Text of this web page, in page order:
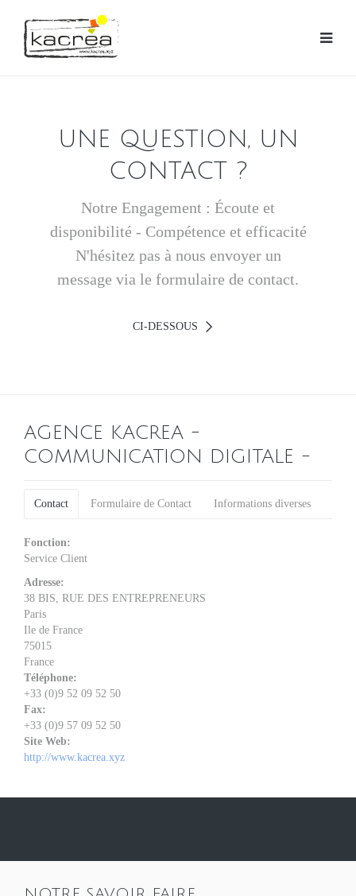
UNE QUESTION, UN
CONTACT ?
Notre Engagement : Écoute et
disponibilité - Compétence et efficacité
N'hésitez pas à nous envoyer un
message via le formulaire de contact.
CI-DESSOUS
AGENCE KACREA -
COMMUNICATION DIGITALE -
Contact Formulaire de Contact Informations diverses
Fonction:
Service Client
Adresse:
38 BIS, RUE DES ENTREPRENEURS
Paris
Ile de France
75015
France
Téléphone:
+33 (0)9 52 09 52 50
Fax:
+33 (0)9 57 09 52 50
Site Web:
http://www.kacrea.xyz